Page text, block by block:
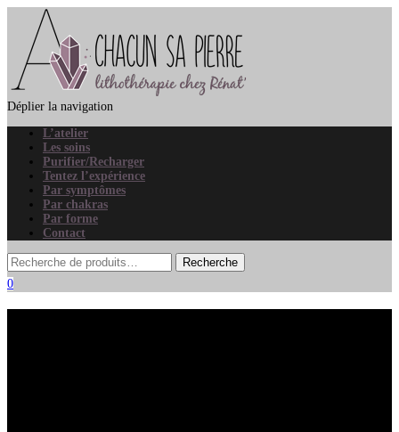
Déplier la navigation
L’atelier
Les soins
Purifier/Recharger
Tentez l’expérience
Par symptômes
Par chakras
Par forme
Contact
0